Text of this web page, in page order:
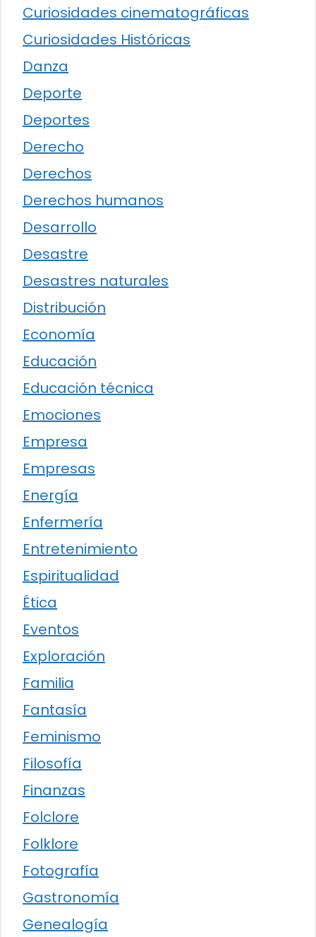
Curiosidades cinematográficas
Curiosidades Históricas
Danza
Deporte
Deportes
Derecho
Derechos
Derechos humanos
Desarrollo
Desastre
Desastres naturales
Distribución
Economía
Educación
Educación técnica
Emociones
Empresa
Empresas
Energía
Enfermería
Entretenimiento
Espiritualidad
Ética
Eventos
Exploración
Familia
Fantasía
Feminismo
Filosofía
Finanzas
Folclore
Folklore
Fotografía
Gastronomía
Genealogía